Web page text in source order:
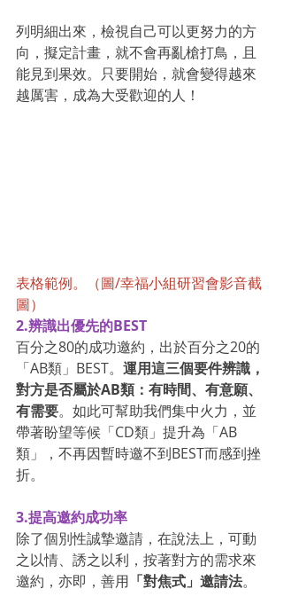
列明細出來，檢視自己可以更努力的方
向，擬定計畫，就不會再亂槍打鳥，且
能見到果效。只要開始，就會變得越來
越厲害，成為大受歡迎的人！
表格範例。（圖/幸福小組研習會影音截
圖）
2.辨識出優先的BEST
百分之80的成功邀約，出於百分之20的
「AB類」BEST。 運用這三個要件辨識，
對方是否屬於AB類：有時間、有意願、
有需要。如此可幫助我們集中火力，並
帶著盼望等候「CD類」提升為「AB
類」，不再因暫時邀不到BEST而感到挫
折。
3.提高邀約成功率
除了個別性誠摯邀請，在說法上，可動
之以情、誘之以利，按著對方的需求來
邀約，亦即，善用 「對焦式」邀請法。